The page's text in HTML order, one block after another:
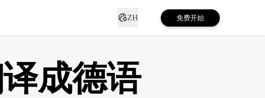
ZH 免费开始
成德语